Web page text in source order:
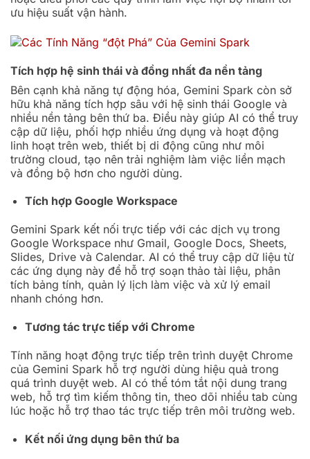
ưu hiệu suất vận hành.
Tích hợp hệ sinh thái và đồng nhất đa nền tảng
Bên cạnh khả năng tự động hóa, Gemini Spark còn sở
hữu khả năng tích hợp sâu với hệ sinh thái Google và
nhiều nền tảng bên thứ ba. Điều này giúp AI có thể truy
cập dữ liệu, phối hợp nhiều ứng dụng và hoạt động
linh hoạt trên web, thiết bị di động cũng như môi
trường cloud, tạo nên trải nghiệm làm việc liền mạch
và đồng bộ hơn cho người dùng.
Tích hợp Google Workspace
Gemini Spark kết nối trực tiếp với các dịch vụ trong
Google Workspace như Gmail, Google Docs, Sheets,
Slides, Drive và Calendar. AI có thể truy cập dữ liệu từ
các ứng dụng này để hỗ trợ soạn thảo tài liệu, phân
tích bảng tính, quản lý lịch làm việc và xử lý email
nhanh chóng hơn.
Tương tác trực tiếp với Chrome
Tính năng hoạt động trực tiếp trên trình duyệt Chrome
của Gemini Spark hỗ trợ người dùng hiệu quả trong
quá trình duyệt web. AI có thể tóm tắt nội dung trang
web, hỗ trợ tìm kiếm thông tin, theo dõi nhiều tab cùng
lúc hoặc hỗ trợ thao tác trực tiếp trên môi trường web.
Kết nối ứng dụng bên thứ ba